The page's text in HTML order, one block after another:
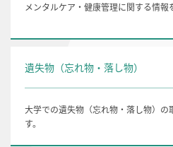
メンタルケア・健康管理に関する情報
遺失物（忘れ物・落し物）
大学での遺失物（忘れ物・落し物）
す。